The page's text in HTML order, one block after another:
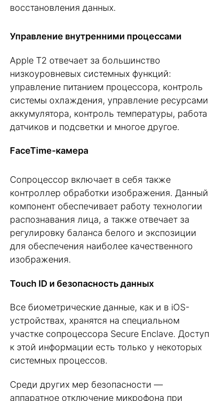
восстановления данных.
Управление внутренними процессами
Apple T2 отвечает за большинство
низкоуровневых системных функций:
управление питанием процессора, контроль
системы охлаждения, управление ресурсами
аккумулятора, контроль температуры, работа
датчиков и подсветки и многое другое.
FaceTime-камера
Сопроцессор включает в себя также
контроллер обработки изображения. Данный
компонент обеспечивает работу технологии
распознавания лица, а также отвечает за
регулировку баланса белого и экспозиции
для обеспечения наиболее качественного
изображения.
Touch ID и безопасность данных
Все биометрические данные, как и в iOS-
устройствах, хранятся на специальном
участке сопроцессора Secure Enclave. Доступ
к этой информации есть только у некоторых
системных процессов.
Среди других мер безопасности —
аппаратное отключение микрофона при